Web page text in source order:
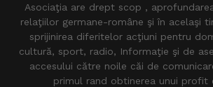
Asociaţia are drept scop ,
relaţiilor germane-române şi în acelaşi
sprijinirea diferitelor acţiuni pentru
cultură, sport, radio, Informaţie şi de
accesului către noile căi de
primul rand obtinerea unui profit